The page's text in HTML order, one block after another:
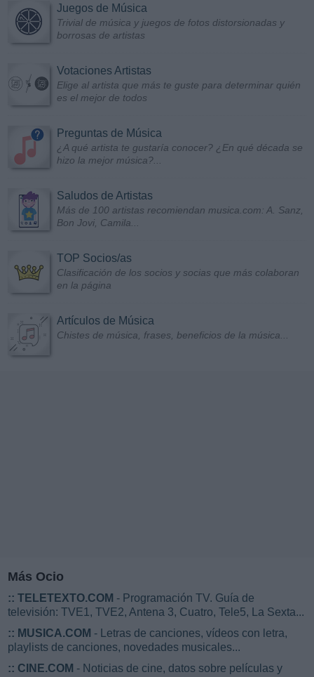
Juegos de Música
Trivial de música y juegos de fotos distorsionadas y
borrosas de artistas
Votaciones Artistas
Elige al artista que más te guste para determinar quién
es el mejor de todos
Preguntas de Música
¿A qué artista te gustaría conocer? ¿En qué década se
hizo la mejor música?...
Saludos de Artistas
Más de 100 artistas recomiendan musica.com: A. Sanz,
Bon Jovi, Camila...
TOP Socios/as
Clasificación de los socios y socias que más colaboran
en la página
Artículos de Música
Chistes de música, frases, beneficios de la música...
Más Ocio
:: TELETEXTO.COM - Programación TV. Guía de
televisión: TVE1, TVE2, Antena 3, Cuatro, Tele5, La Sexta...
:: MUSICA.COM - Letras de canciones, vídeos con letra,
playlists de canciones, novedades musicales...
:: CINE.COM - Noticias de cine, datos sobre películas y